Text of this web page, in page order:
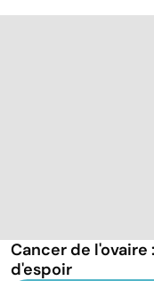
Cancer de
d'espoir